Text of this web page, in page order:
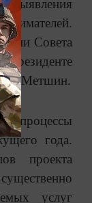
выявления
Совета
Метшин.
процессы
года.
проекта
услуг